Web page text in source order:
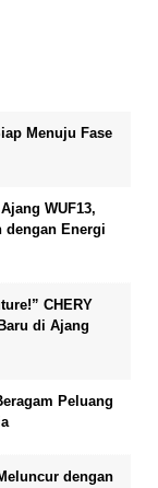
Menuju Fase
WUF13,
dengan Energi
CHERY
di Ajang
Peluang
dengan